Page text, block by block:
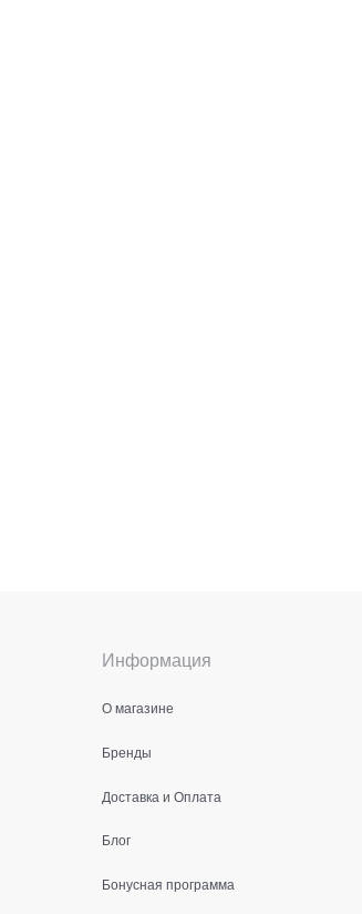
Информация
О магазине
Бренды
Доставка и Оплата
Блог
Бонусная программа